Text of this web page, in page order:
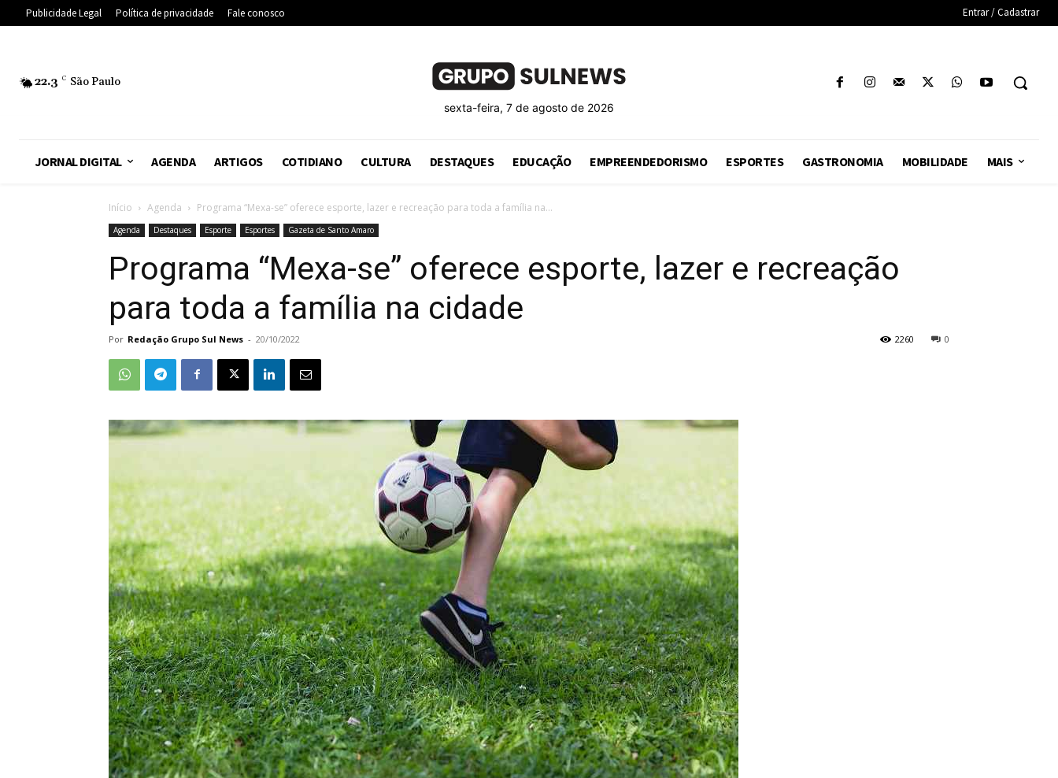
Publicidade Legal Política de privacidade Fale conosco Entrar / Cadastrar
22.3 C São Paulo
sexta-feira, 7 de agosto de 2026
JORNAL DIGITAL AGENDA ARTIGOS COTIDIANO CULTURA DESTAQUES EDUCAÇÃO EMPREENDEDORISMO ESPORTES GASTRONOMIA MOBILIDADE MAIS
Início Agenda Programa “Mexa-se” oferece esporte, lazer e recreação para toda a família na...
Agenda Destaques Esporte Esportes Gazeta de Santo Amaro
Programa “Mexa-se” oferece esporte, lazer e recreação
para toda a família na cidade
Por Redação Grupo Sul News - 20/10/2022 0
2260